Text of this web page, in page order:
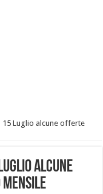
15 Luglio alcune offerte
alcune